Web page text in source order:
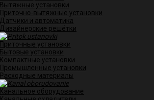
Вытяжные установки
Приточно-вытяжные установки
Датчики и автоматика
Дизайнерские решётки
Приточные установки
Бытовые установки
Компактные установки
Промышленные установки
Расходные материалы
Канальное оборудование